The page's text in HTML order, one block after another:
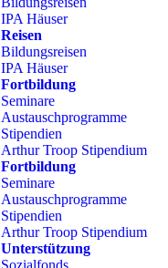
IPA Häuser
Reisen
Bildungsreisen
IPA Häuser
Fortbildung
Seminare
Austauschprogramme
Stipendien
Arthur Troop Stipendium
Fortbildung
Seminare
Austauschprogramme
Stipendien
Arthur Troop Stipendium
Unterstützung
Sozialfonds